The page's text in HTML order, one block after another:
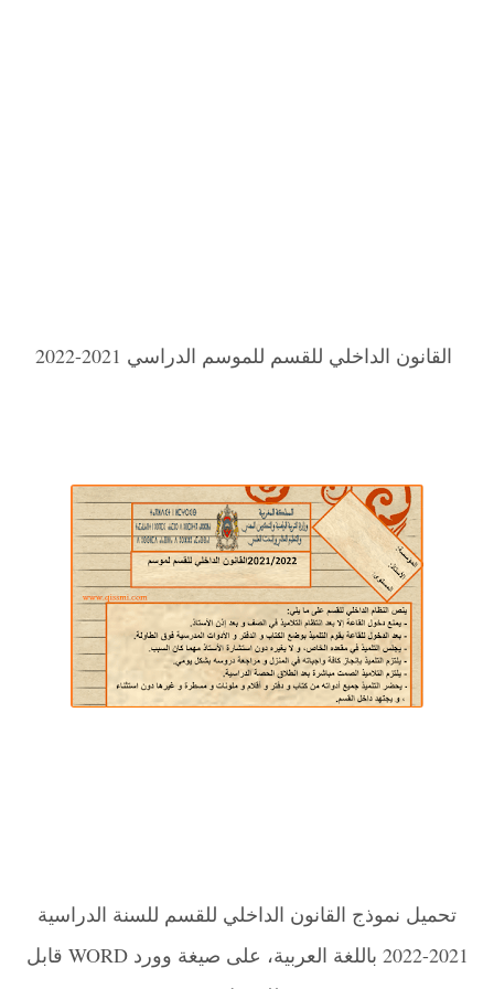
القانون الداخلي للقسم للموسم الدراسي 2021-2022
تحميل نموذج القانون الداخلي للقسم للسنة الدراسية
2021-2022 باللغة العربية، على صيغة وورد WORD قابل